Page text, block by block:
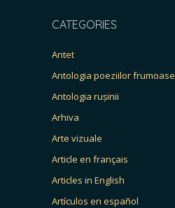
CATEGORIES
Antet
Antologia poeziilor frumoase
Antologia rușinii
Arhiva
Arte vizuale
Article en français
Articles in English
Artículos en español